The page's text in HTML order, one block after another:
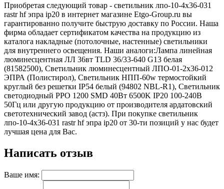
Приобретая следующий товар - светильник лпо-10-4х36-031
rastr hf эпра ip20 в интернет магазине Etgo-Group.ru вы
гарантированно получите быструю доставку по России. Наша
фирма обладает сертификатом качества на продукцию из
каталога накладные (потолочные, настенные) светильники
для внутреннего освещения. Наши аналоги:Лампа линейная
люминесцентная ЛЛ 36вт TLD 36/33-640 G13 белая
(81582500), Светильник люминесцентный ЛПО-01-2х36-012
ЭПРА (Полистирол), Светильник НПП-60w термостойкий
круглый без решетки IP54 белый (94802 NBL-R1), Светильник
светодиодный PPO 1200 SMD 40Вт 6500K IP20 100-240В
50Гц или другую продукцию от производителя ардатовский
светотехнический завод (астз). При покупке светильник
лпо-10-4х36-031 rastr hf эпра ip20 от 30-ти позиций у нас будет
лучшая цена для Вас.
Написать отзыв
Ваше имя: